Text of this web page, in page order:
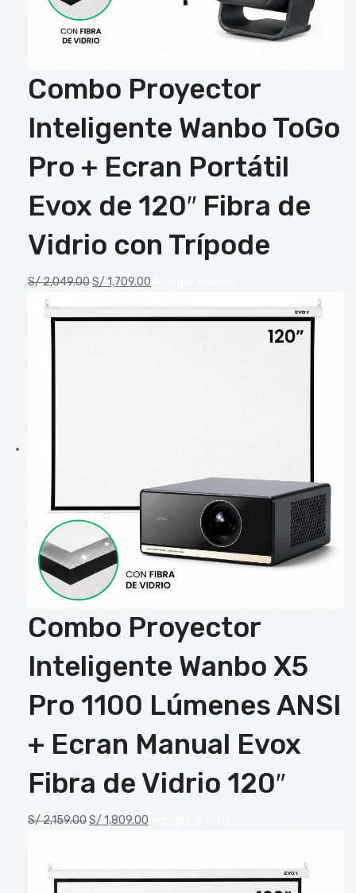
Combo Proyector
Inteligente Wanbo ToGo
Pro + Ecran Portátil
Evox de 120″ Fibra de
Vidrio con Trípode
S/2,049.00S/ 1,709.00
Combo Proyector
Inteligente Wanbo X5
Pro 1100 Lúmenes ANSI
+ Ecran Manual Evox
Fibra de Vidrio 120″
S/2,159.00S/ 1,809.00